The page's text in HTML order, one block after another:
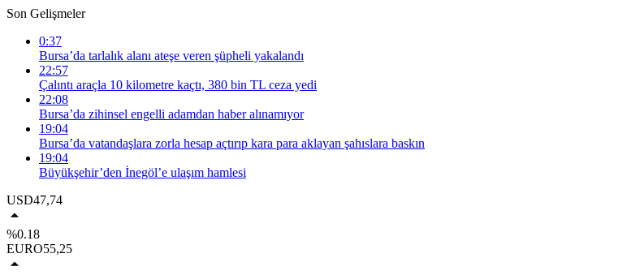
Son Gelişmeler
0:37
Bursa’da tarlalık alanı ateşe veren şüpheli yakalandı
22:57
Çalıntı araçla 10 kilometre kaçtı, 380 bin TL ceza yedi
22:08
Bursa’da zihinsel engelli adamdan haber alınamıyor
19:04
Bursa’da vatandaşlara zorla hesap açtırıp kara para aklayan şahıslara baskın
19:04
Büyükşehir’den İnegöl’e ulaşım hamlesi
USD47,74
%0.18
EURO55,25